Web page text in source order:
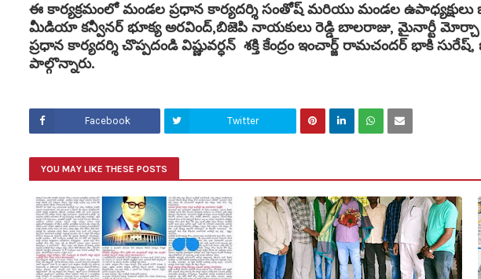
ఈ కార్యక్రమంలో మండల ప్రధాన కార్యదర్శి సంతోష్ మరియు మండల ఉపాధ్యక్షులు
మీడియా కన్వీనర్ భూక్య అరవింద్,బిజెపి నాయకులు రెడ్డి బాలరాజు, మైనార్టీ
ప్రధాన కార్యదర్శి చొప్పదండి విష్ణువర్ధన్ శక్తి కేంద్రం ఇంచార్జ్ రామచందర్ భాకి
పాల్గొన్నారు.
Facebook Twitter
YOU MAY LIKE THESE POSTS